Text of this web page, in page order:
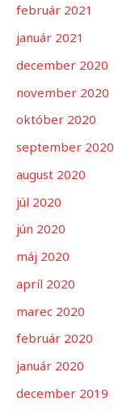
február 2021
január 2021
december 2020
november 2020
október 2020
september 2020
august 2020
júl 2020
jún 2020
máj 2020
apríl 2020
marec 2020
február 2020
január 2020
december 2019